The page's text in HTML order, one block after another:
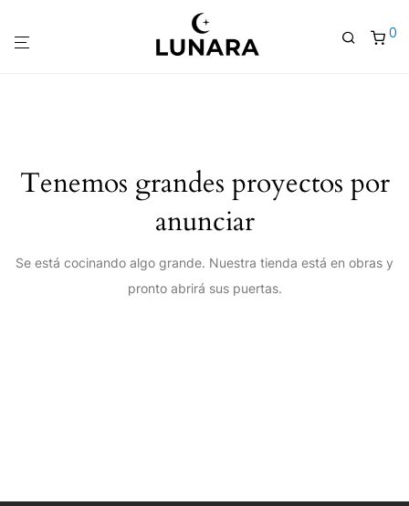
0
Tenemos grandes proyectos por
anunciar
Se está cocinando algo grande. Nuestra tienda está en obras y
pronto abrirá sus puertas.